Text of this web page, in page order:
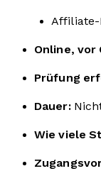
Online, vor
Prüfung
Dauer:
Wie viele